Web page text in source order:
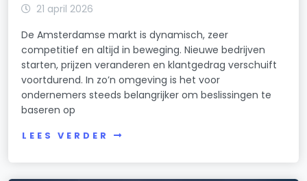
Westlandgracht
Willemspark
Zeeburgereiland/Bovendiep
Zuidas
21 april 2026
De Amsterdamse markt is dynamisch, zeer
competitief en altijd in beweging. Nieuwe bedrijven
starten, prijzen veranderen en klantgedrag verschuift
voortdurend. In zo’n omgeving is het voor
ondernemers steeds belangrijker om beslissingen te
baseren op
LEES VERDER